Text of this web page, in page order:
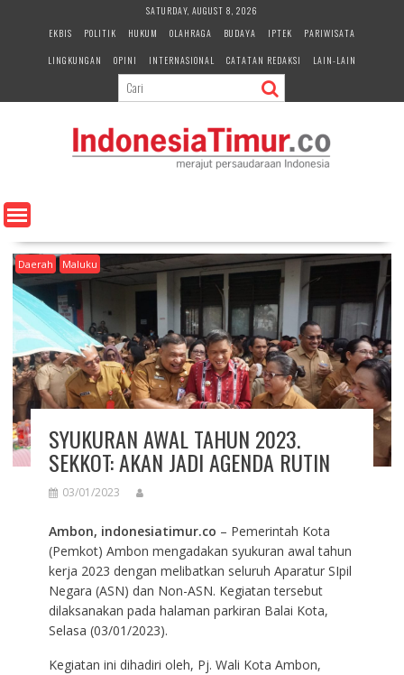
e
n
SATURDAY, AUGUST 8, 2026
EKBIS
POLITIK HUKUM OLAHRAGA BUDAYA IPTEK
PARIWISATA
LINGKUNGAN
OPINI INTERNASIONAL CATATAN REDAKSI LAIN-LAIN
Daerah Maluku
SYUKURAN AWAL TAHUN 2023.
SEKKOT: AKAN JADI AGENDA RUTIN
03/01/2023
Ambon, indonesiatimur.co – Pemerintah Kota
(Pemkot) Ambon mengadakan syukuran awal tahun
kerja 2023 dengan melibatkan seluruh Aparatur SIpil
Negara (ASN) dan Non-ASN. Kegiatan tersebut
dilaksanakan pada halaman parkiran Balai Kota,
Selasa (03/01/2023).
Kegiatan ini dihadiri oleh, Pj. Wali Kota Ambon,